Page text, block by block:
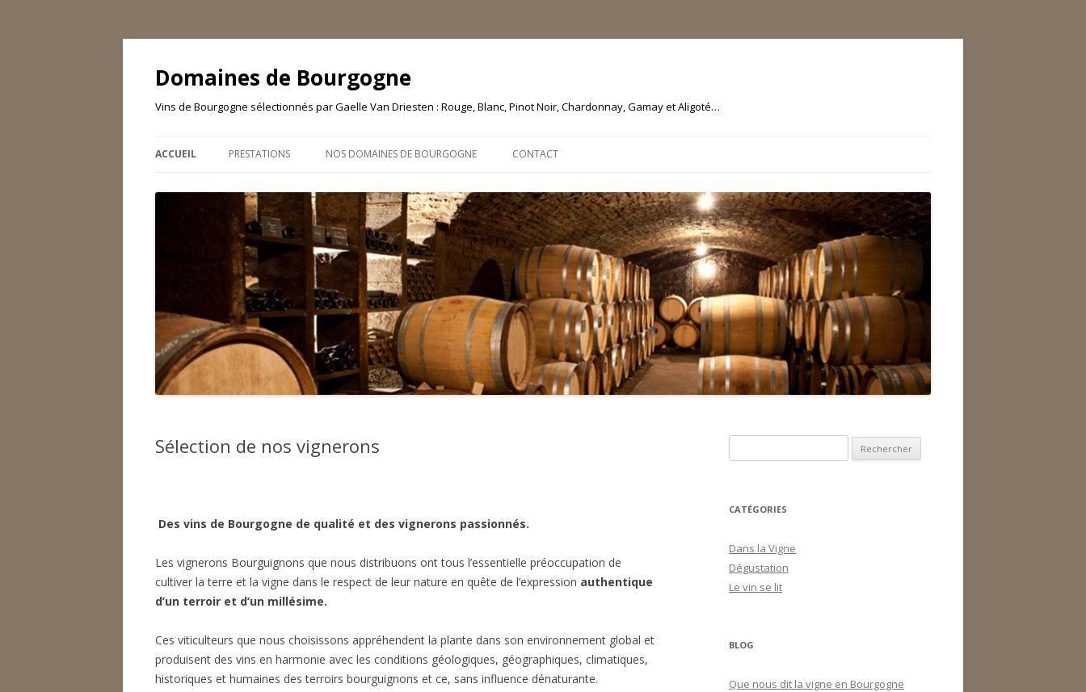
Domaines de Bourgogne
Vins de Bourgogne sélectionnés par Gaelle Van Driesten : Rouge, Blanc, Pinot Noir, Chardonnay, Gamay et Aligoté…
au
ACCUEIL PRESTATIONS
RÉFÉRENCES
NOS DOMAINES DE BOURGOGNE
DOMAINE JULIEN DUPORT
DOMAINE MICHEL MALLARD ET
FILS
DOMAINE SAUMAIZE MICHELIN
MAISON GÉRALDINE LOUISE
BERNARD ZITO
CONTACT
Sélection de nos vignerons
Des vins de Bourgogne de qualité et des vignerons passionnés.
Les vignerons Bourguignons que nous distribuons ont tous l’essentielle préoccupation de
cultiver la terre et la vigne dans le respect de leur nature en quête de l’expression authentique
d’un terroir et d’un millésime.
Ces viticulteurs que nous choisissons appréhendent la plante dans son environnement global et
produisent des vins en harmonie avec les conditions géologiques, géographiques, climatiques,
historiques et humaines des terroirs bourguignons et ce, sans influence dénaturante.
CATÉGORIES
Dans la Vigne
Dégustation
Le vin se lit
BLOG
Que nous dit la vigne en Bourgogne